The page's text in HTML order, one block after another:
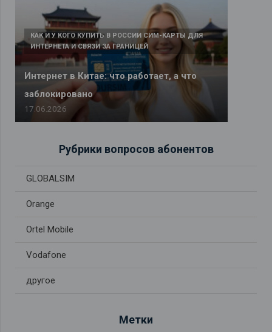
Интернет в Китае: что работает, а что
заблокировано
КАК И У КОГО КУПИТЬ В РОССИИ СИМ-КАРТЫ ДЛЯ
ИНТЕРНЕТА И СВЯЗИ ЗА ГРАНИЦЕЙ
17.06.2026
Рубрики вопросов абонентов
GLOBALSIM
Orange
Ortel Mobile
Vodafone
другое
Метки